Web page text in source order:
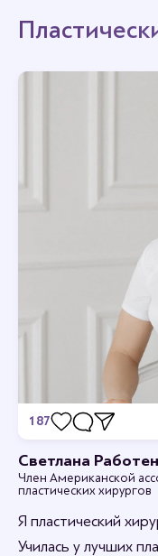
Светлана
Член Американской
пластических хирургов
Я пластический
Училась у лучших
187
Станьте первым кто